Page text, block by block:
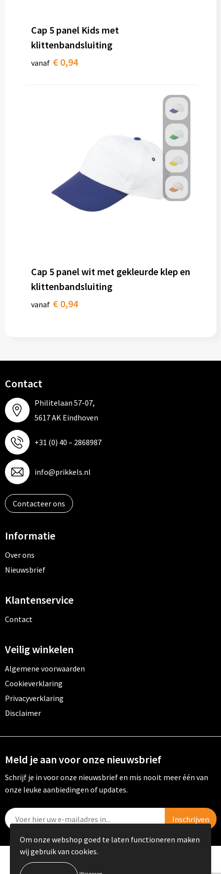
Cap 5 panel Kids met
klittenbandsluiting
vanaf € 0,94
Cap 5 panel wit met gekleurde klep en
klittenbandsluiting
vanaf € 0,94
Contact
Philitelaan 57-07,
5617 AK Eindhoven
+31 (0) 40 – 2868987
info@prikkels.nl
Contacteer ons
Informatie
Over ons
Nieuwsbrief
Klantenservice
Contact
Veilig winkelen
Algemene voorwaarden
Cookieverklaring
Privacyverklaring
Disclaimer
Meld je aan voor onze nieuwsbrief
Schrijf je in voor onze nieuwsbrief en mis nooit meer één van
onze leuke aanbiedingen of updates.
© Copyright PRIKKELS B.V. 2023
Om onze webshop goed te laten functioneren maken
wij gebruik van cookies.